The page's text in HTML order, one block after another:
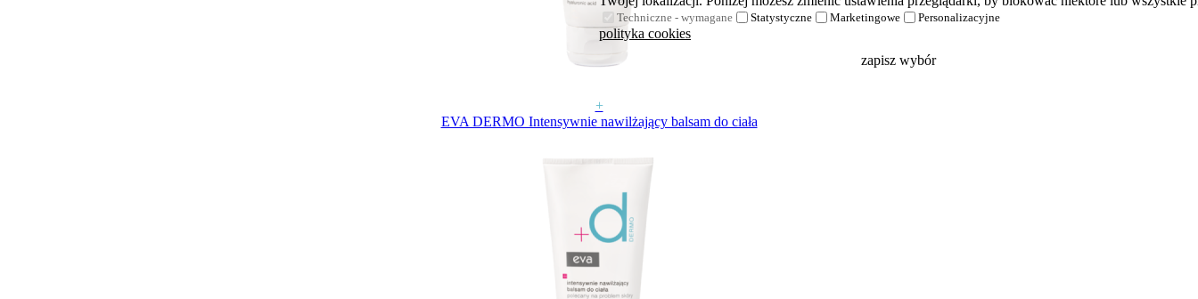
+
EVA DERMO Intensywnie nawilżający balsam do ciała
Techniczne - wymagane Statystyczne Marketingowe Personalizacyjne
polityka cookies
zapisz wybór